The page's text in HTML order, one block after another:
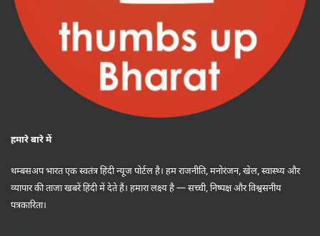
हमारे बारे में
थम्बसअप भारत एक स्वतंत्र हिंदी न्यूज पोर्टल है। हम राजनीति, मनोरंजन, खेल, स्वास्थ्य और
व्यापार की ताजा खबरें हिंदी में देते हैं। हमारा लक्ष्य है — सच्ची, निष्पक्ष और विश्वसनीय
पत्रकारिता।